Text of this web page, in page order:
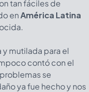
tan fáciles de
enAmérica Latina
y mutilada para el
contó con el
se
ya fue hecho y nos